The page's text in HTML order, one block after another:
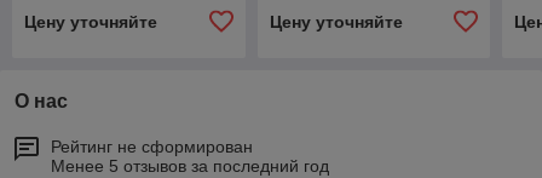
Цену уточняйте
Цену уточняйте
О нас
Рейтинг не сформирован
Менее 5 отзывов за последний год